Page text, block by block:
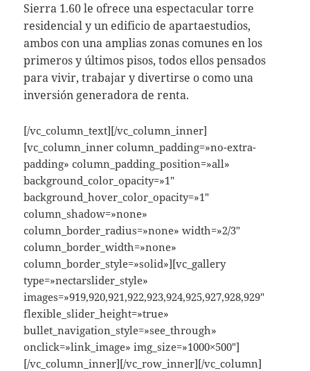
Sierra 1.60 le ofrece una espectacular torre
residencial y un edificio de apartaestudios,
ambos con una amplias zonas comunes en los
primeros y últimos pisos, todos ellos pensados
para vivir, trabajar y divertirse o como una
inversión generadora de renta.
[/vc_column_text][/vc_column_inner]
[vc_column_inner column_padding=»no-extra-
padding» column_padding_position=»all»
background_color_opacity=»1″
background_hover_color_opacity=»1″
column_shadow=»none»
column_border_radius=»none» width=»2/3″
column_border_width=»none»
column_border_style=»solid»][vc_gallery
type=»nectarslider_style»
images=»919,920,921,922,923,924,925,927,928,929″
flexible_slider_height=»true»
bullet_navigation_style=»see_through»
onclick=»link_image» img_size=»1000×500″]
[/vc_column_inner][/vc_row_inner][/vc_column]